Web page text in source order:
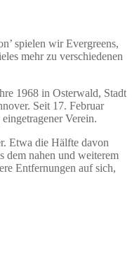
spielen wir Evergreens,
mehr zu verschiedenen
1968 in Osterwald, Stadt
Seit 17. Februar
Verein.
Etwa die Hälfte davon
dem nahen und weiterem
Entfernungen auf sich,